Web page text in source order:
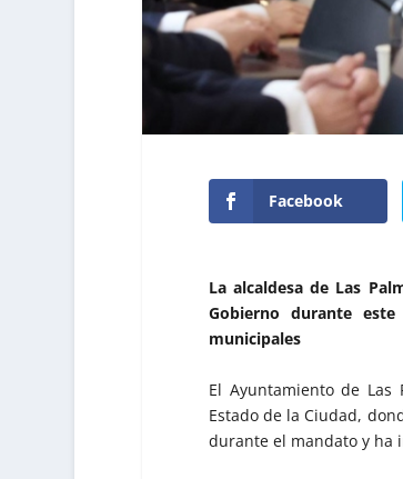
Facebook
La alcaldesa de Las
Gobierno durante
municipales
El Ayuntamiento de
Estado de la Ciudad,
durante el mandato y ha